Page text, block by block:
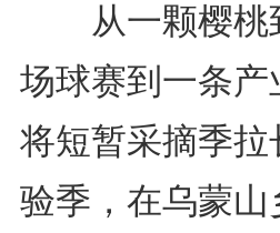
从一颗樱桃
场球赛到一条
将短暂采摘季
验季，在乌蒙